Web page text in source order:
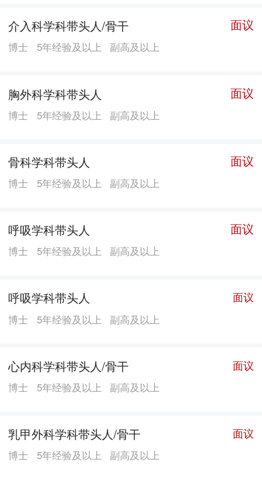
介入科学科带头人/骨干 面议
博士 5年经验及以上 副高及以上
胸外科学科带头人 面议
博士 5年经验及以上 副高及以上
骨科学科带头人 面议
博士 5年经验及以上 副高及以上
呼吸学科带头人 面议
博士 5年经验及以上 副高及以上
呼吸学科带头人 面议
博士 5年经验及以上 副高及以上
心内科学科带头人/骨干 面议
博士 5年经验及以上 副高及以上
乳甲外科学科带头人/骨干 面议
博士 5年经验及以上 副高及以上